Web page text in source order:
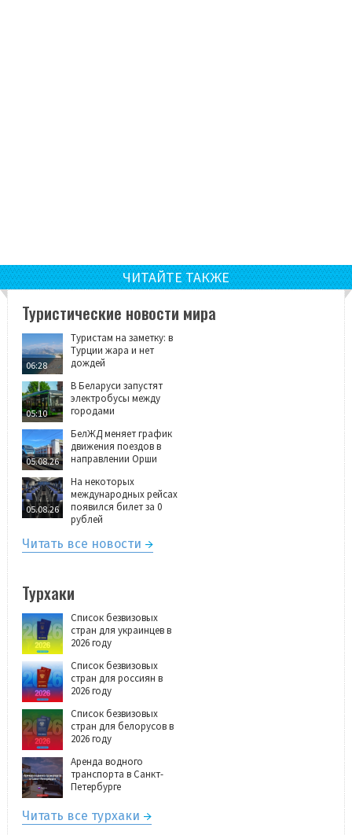
ЧИТАЙТЕ ТАКЖЕ
Туристические новости мира
06:28
Туристам на заметку: в
Турции жара и нет
дождей
05:10
В Беларуси запустят
электробусы между
городами
05.08.26
БелЖД меняет график
движения поездов в
направлении Орши
05.08.26
На некоторых
международных рейсах
появился билет за 0
рублей
Читать все новости
Турхаки
Список безвизовых
стран для украинцев в
2026 году
Список безвизовых
стран для россиян в
2026 году
Список безвизовых
стран для белорусов в
2026 году
Аренда водного
транспорта в Санкт-
Петербурге
Читать все турхаки